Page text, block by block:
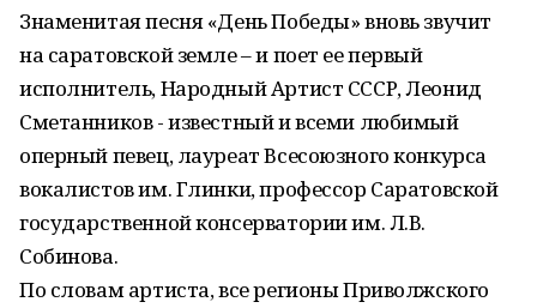
Знаменитая песня «День Победы» вновь звучит
на саратовской земле – и поет ее первый
исполнитель, Народный Артист СССР, Леонид
Сметанников - известный и всеми любимый
оперный певец, лауреат Всесоюзного конкурса
вокалистов им. Глинки, профессор Саратовской
государственной консерватории им. Л.В.
Собинова.
По словам артиста, все регионы Приволжского